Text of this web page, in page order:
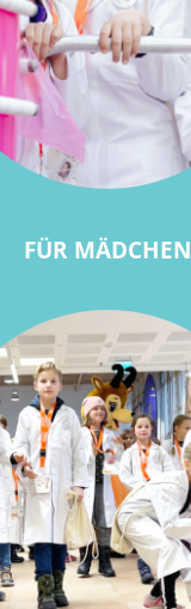
FÜR MÄDCHEN